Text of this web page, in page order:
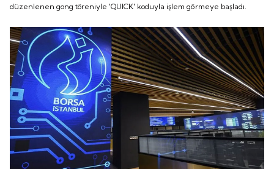
düzenlenen gong töreniyle 'QUICK' koduyla işlem görmeye başladı.